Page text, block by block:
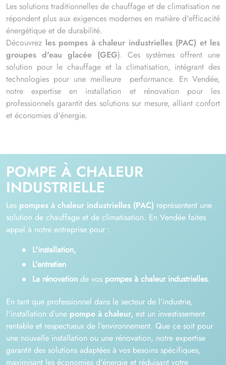
Les solutions traditionnelles de chauffage et de climatisation ne
répondent plus aux exigences modernes en matière d'efficacité
énergétique et de durabilité.
Découvrez les pompes à chaleur industrielles (PAC) et les
groupes d'eau glacée (GEG). Ces systèmes offrent une
solution pour le chauffage et la climatisation, intégrant des
technologies pour une meilleure performance. En Vendée,
notre expertise en installation et rénovation pour les
professionnels garantit des solutions sur mesure, alliant confort
et économies d'énergie.
POMPE À CHALEUR
INDUSTRIELLE
Les pompes à chaleur industrielles (PAC) représentent une
solution de chauffage et de climatisation. En Vendée faites
appel à notre entreprise pour :
L'installation,
L'entretien
La rénovation de vos pompes à chaleur industrielles.
En tant que professionnel dans le secteur de l’industrie,
l'installation d’une pompe à chaleur, est un investissement
rentable et respectueux de l’environnement. Que ce soit pour
une nouvelle installation ou une rénovation, notre expertise
garantit des solutions adaptées à vos besoins spécifiques,
maximisant les économies d'énergie et réduisant votre